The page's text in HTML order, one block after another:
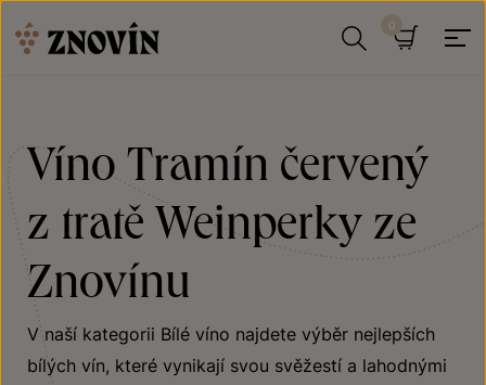
Víno Tramín červený
z tratě Weinperky ze
Znovínu
V naší kategorii Bílé víno najdete výběr nejlepších
bílých vín, které vynikají svou svěžestí a lahodnými